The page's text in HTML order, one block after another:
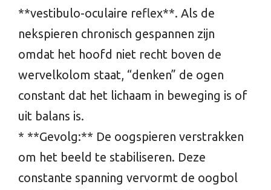
**vestibulo-oculaire reflex**. Als de
nekspieren chronisch gespannen zijn
omdat het hoofd niet recht boven de
wervelkolom staat, “denken” de ogen
constant dat het lichaam in beweging is of
uit balans is.
* **Gevolg:** De oogspieren verstrakken
om het beeld te stabiliseren. Deze
constante spanning vervormt de oogbol